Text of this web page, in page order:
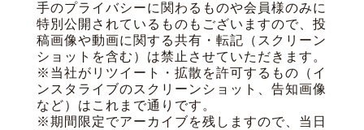
手のプライバシーに関わるものや会員様のみに
特別公開されているものもございますので、投
稿画像や動画に関する共有・転記（スクリーン
ショットを含む）は禁止させていただきます。
※当社がリツイート・拡散を許可するもの（イ
ンスタライブのスクリーンショット、告知画像
など）はこれまで通りです。
※期間限定でアーカイブを残しますので、当日